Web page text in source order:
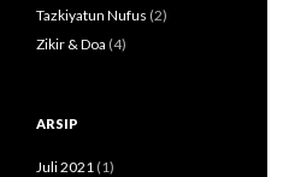
Tazkiyatun Nufus (2)
Zikir & Doa (4)
ARSIP
Juli 2021 (1)